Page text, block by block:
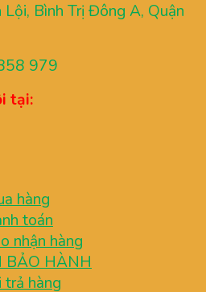
Bình Trị Đông A, Quận
979
tại:
hàng
toán
nhận hàng
BẢO HÀNH
trả hàng